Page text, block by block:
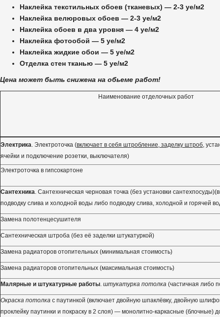
Наклейка текстильных обоев (тканевых) — 2-3 уе/м2
Наклейка велюровых обоев — 2-3 уе/м2
Наклейка обоев в два уровня — 4 уе/м2
Наклейка фотообой — 5 уе/м2
Наклейка жидкие обои — 5 уе/м2
Отделка стен тканью — 5 уе/м2
Цена может быть снижена на обьеме работ!
Наименование отделочных работ
Электрика . Электроточка (включает в себя штробление, заделку штроб ,
ячейки и подключение розетки, выключателя)
Электроточка в гипсокартоне
Сантехника . Сантехническая черновая точка (без установки
подводку слива и холодной воды либо подводку слива, холодной и горячей
Замена полотенцесушителя
Сантехническая штроба (без её заделки штукатуркой)
Замена радиаторов отопительных (минимальная стоимость)
Замена радиаторов отопительных (максимальная стоимость)
Малярные и штукатурные работы штукатурка потолка (частичная либо
Окраска потолка с паутинкой (включает двойную шпаклёвку, двойную
проклейку паутинки и покраску в 2 слоя) — монолитно-каркасные (блочные)